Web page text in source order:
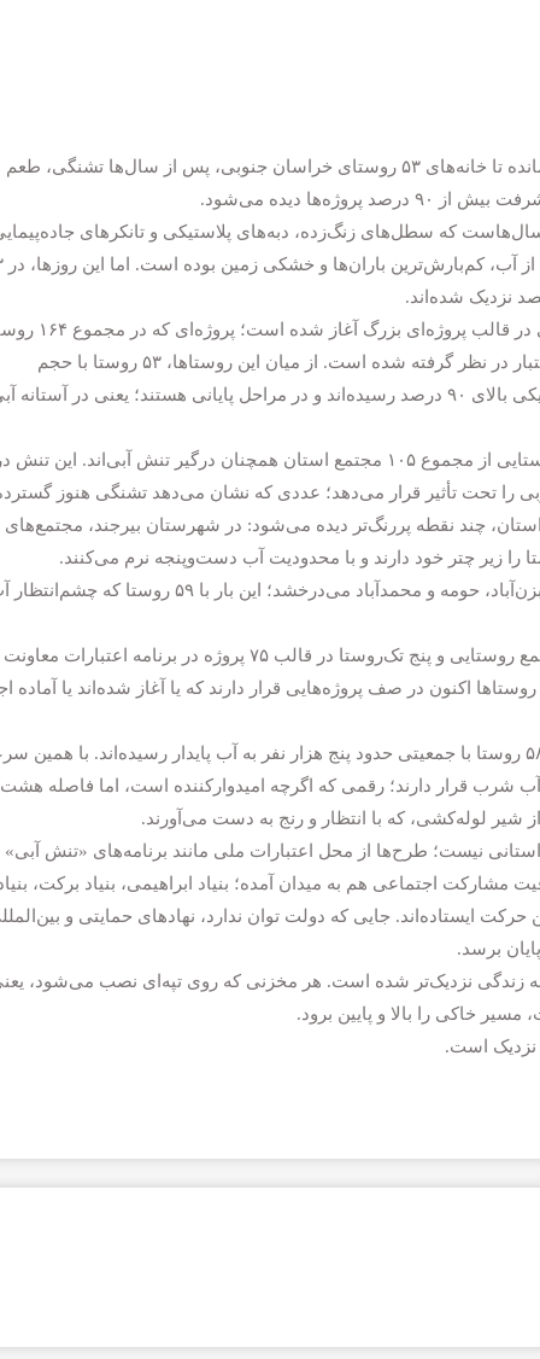
گذشته‌اند، مخازن ایستاده‌اند و فقط چند قدم باقی مانده تا خانه‌های ۵۳ روستای خراسان جنوبی، پس از سال‌ها
دیده می‌شود.
که سطل‌های زنگ‌زده، دبه‌های پلاستیکی و تانکرهای
صحنه‌ زندگی
نزدیک شده‌اند.
عملیات آبرسانی پایدار به روستاهای خراسان جنوبی در قالب
هدف قرار داده و برای آن هفت هزار میلیارد ریال اعتبار در نظر گرفته شده است. از میان این روستاها، ۵۳ روستا با حجم
سرمایه‌گذاری ۹۲۰ میلیارد ریال حالا به پیشرفت فیزیکی بالای ۹۰ درصد رسیده‌اند و در مراحل پایانی هستند؛ یعنی در آستانه
اما تصویری وسیع‌تر نیز باید دیده شود:۲۰ مجتمع روستایی از مجموع ۱۰۵ مجتمع استان همچنان درگیر تنش آبی‌اند. این تنش
روستای خراسان جنوبی را تحت تأثیر قرار می‌دهد؛ عددی که نشان می‌دهد تشنگی هنوز
چند نقطه پررنگ‌تر دیده می‌شود: در شهرستان بیرجند، مجتمع‌های
در شهرستان قاینات نیز نام مجتمع‌های سده، کلی، بزن‌آباد، حومه و محمدآباد می‌درخشد؛ این بار با ۵۹ روستا که
برای عبور از این وضعیت، تکمیل آبرسانی به ۲۵ مجتمع روستایی و پنج تک‌روستا در قالب ۷۵ پروژه در برنامه اعتبارات معاونت
اکنون در صف پروژه‌هایی قرار دارند که یا آغاز شده‌اند یا آماده
این روند، فقط وعده‌ امروز نیست؛ سال گذشته نیز ۵۸ روستا با جمعیتی حدود پنج هزار نفر به آب پایدار رسیده‌اند. با
آب شرب قرار دارند؛ رقمی که اگرچه امیدوارکننده است، اما فاصله هشت
شیر لوله‌کشی، که با انتظار و رنج به دست می‌آورند.
نیست؛ طرح‌ها از محل اعتبارات ملی مانند برنامه‌های «تنش آبی»
اجتماعی هم به میدان آمده؛ بنیاد ابراهیمی، بنیاد برکت،
ایستاده‌اند. جایی که دولت توان ندارد، نهادهای حمایتی و
برسد.
به زندگی نزدیک‌تر شده است. هر مخزنی که روی تپه‌ای نصب می‌شود،
خاکی را بالا و پایین برود.